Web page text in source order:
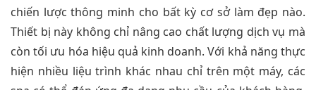
chiến lược thông minh cho bất kỳ cơ sở làm đẹp nào.
Thiết bị này không chỉ nâng cao chất lượng dịch vụ mà
còn tối ưu hóa hiệu quả kinh doanh. Với khả năng thực
hiện nhiều liệu trình khác nhau chỉ trên một máy, các